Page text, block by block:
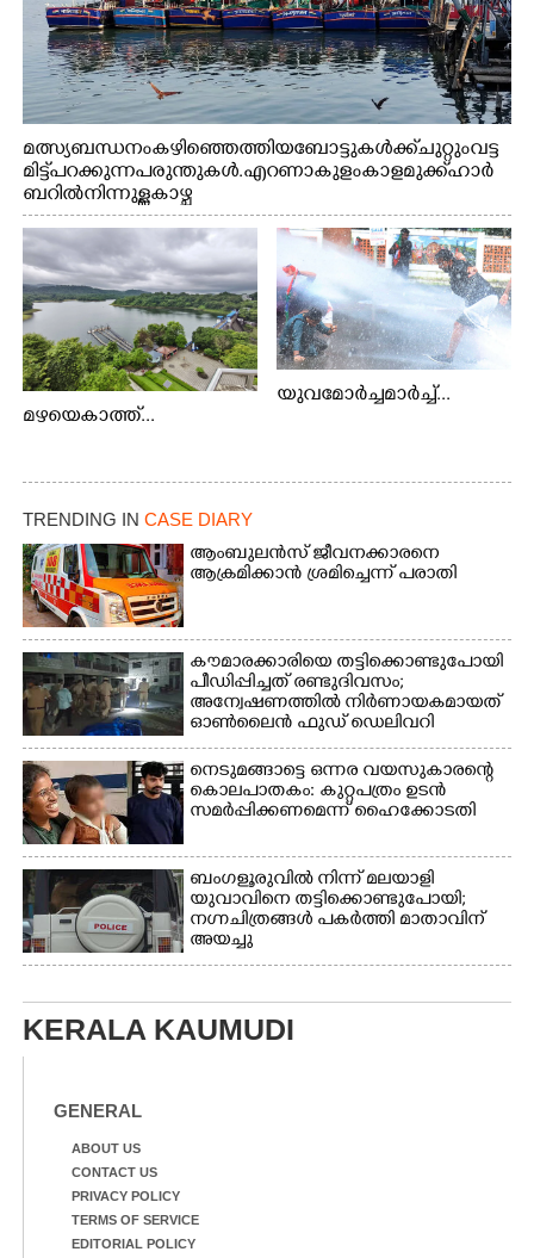
മത്സ്യബന്ധനം കഴിഞ്ഞെത്തിയ ബോട്ടുകൾക്ക് ചുറ്റും വട്ട
മിട്ട് പറക്കുന്ന പരുന്തുകൾ. എറണാകുളം കാളമുക്ക് ഹാർ
ബറിൽ നിന്നുള്ള കാഴ്ച
മഴയെകാത്ത്...
യുവമോർച്ചമാർച്ച്...
TRENDING IN CASE DIARY
ആംബുലൻസ് ജീവനക്കാരനെ
ആക്രമിക്കാൻ ശ്രമിച്ചെന്ന് പരാതി
കൗമാരക്കാരിയെ തട്ടിക്കൊണ്ടുപോയി
പീഡിപ്പിച്ചത് രണ്ടുദിവസം;
അന്വേഷണത്തിൽ നിർണായകമായത്
ഓൺലൈൻ ഫുഡ് ഡെലിവറി
നെടുമങ്ങാട്ടെ ഒന്നര വയസുകാരന്റെ
കൊലപാതകം: കുറ്റപത്രം ഉടൻ
സമർപ്പിക്കണമെന്ന് ഹൈക്കോടതി
ബംഗളൂരുവിൽ നിന്ന് മലയാളി
യുവാവിനെ തട്ടിക്കൊണ്ടുപോയി;
നഗ്നചിത്രങ്ങൾ പകർത്തി മാതാവിന്
അയച്ചു
KERALA KAUMUDI
GENERAL
ABOUT US
CONTACT US
PRIVACY POLICY
TERMS OF SERVICE
EDITORIAL POLICY